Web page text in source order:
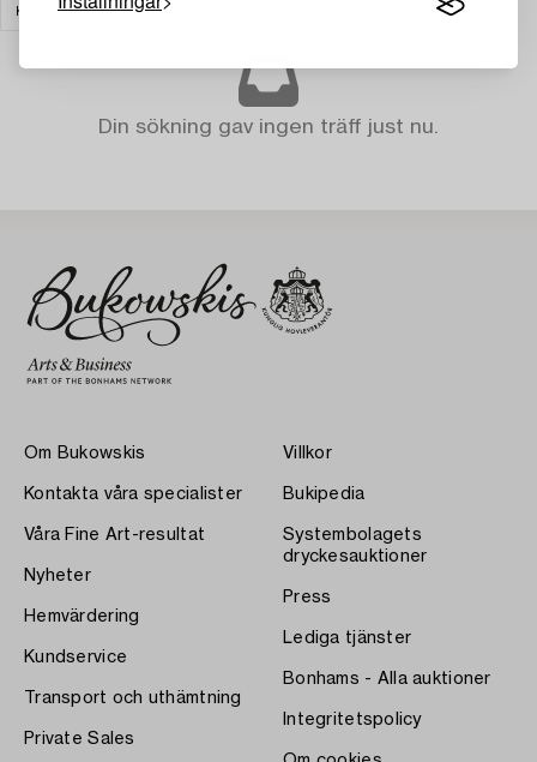
KERAMIK RENSA ALLA
Din sökning gav ingen träff just nu.
Om Bukowskis
Kontakta våra specialister
Våra Fine Art-resultat
Nyheter
Hemvärdering
Kundservice
Transport och uthämtning
Private Sales
Villkor
Bukipedia
Systembolagets
dryckesauktioner
Press
Lediga tjänster
Bonhams - Alla auktioner
Integritetspolicy